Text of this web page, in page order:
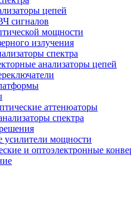
цепей
сигналов
мощности
излучения
спектра
анализаторы цепей
аттенюаторы
спектра
усилители мощности
и оптоэлектронные